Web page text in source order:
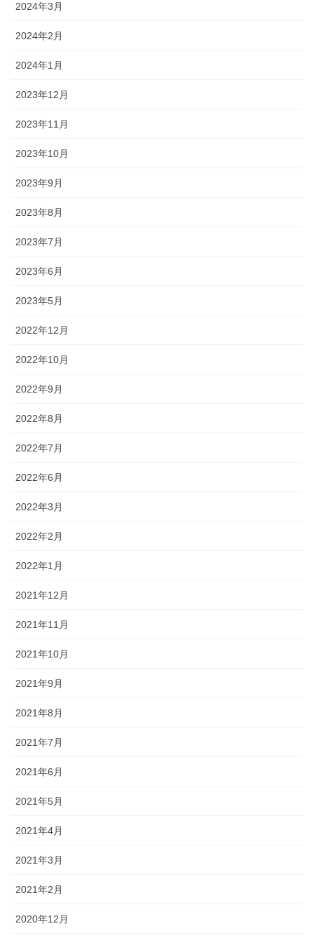
2024年3月
2024年2月
2024年1月
2023年12月
2023年11月
2023年10月
2023年9月
2023年8月
2023年7月
2023年6月
2023年5月
2022年12月
2022年10月
2022年9月
2022年8月
2022年7月
2022年6月
2022年3月
2022年2月
2022年1月
2021年12月
2021年11月
2021年10月
2021年9月
2021年8月
2021年7月
2021年6月
2021年5月
2021年4月
2021年3月
2021年2月
2020年12月